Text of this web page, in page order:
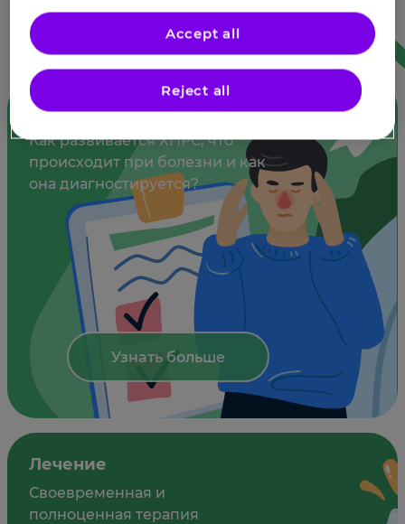
С чего начать?
О болезни
Как развивается ХПРС, что
происходит при болезни и как
она диагностируется?
Узнать больше
Лечение
Своевременная и
полноценная терапия
Reject all
Accept all